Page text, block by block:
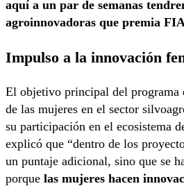
aquí a un par de semanas
agroinnovadoras que premia
Impulso a la innovación
El objetivo principal del
de las mujeres en el sector
su participación en el ecosistema
explicó que “dentro de los
un puntaje adicional, sino que se
porque las mujeres hacen